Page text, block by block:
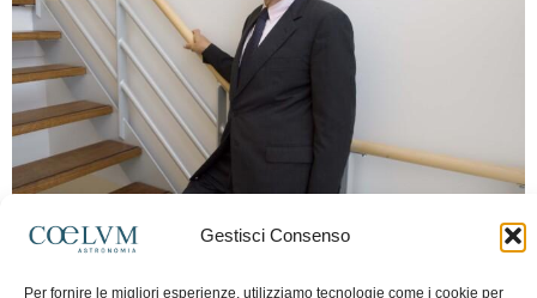
Gestisci Consenso
Per fornire le migliori esperienze, utilizziamo tecnologie come i cookie per
Frida Paolella - 16 Giugno 2026 0
spaziale europea e della missione Planck. Il dialogo ripercorre i principali